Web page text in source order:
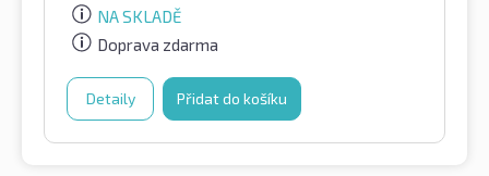
NA SKLADĚ
Doprava zdarma
Detaily Přidat do košíku